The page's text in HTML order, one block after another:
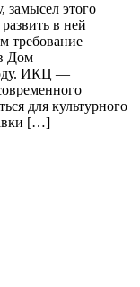
замысел этого
в ней
требование
Дом
ИКЦ —
для культурного
[…]